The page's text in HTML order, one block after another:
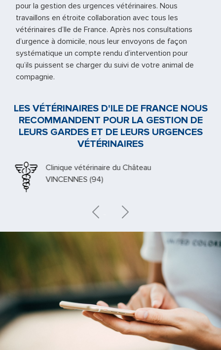
pour la gestion des urgences vétérinaires. Nous
travaillons en étroite collaboration avec tous les
vétérinaires d’Ile de France. Après nos consultations
d’urgence à domicile, nous leur envoyons de façon
systématique un compte rendu d’intervention pour
qu’ils puissent se charger du suivi de votre animal de
compagnie.
LES VÉTÉRINAIRES D'ILE DE FRANCE NOUS
RECOMMANDENT POUR LA GESTION DE
LEURS GARDES ET DE LEURS URGENCES
VÉTÉRINAIRES
Clinique vétérinaire du Château
VINCENNES (94)
Previous